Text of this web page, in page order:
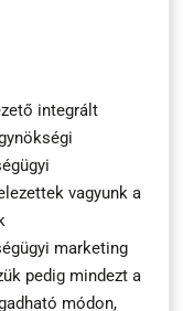
integrált
vagyunk a
marketing
pedig mindezt a
módon,